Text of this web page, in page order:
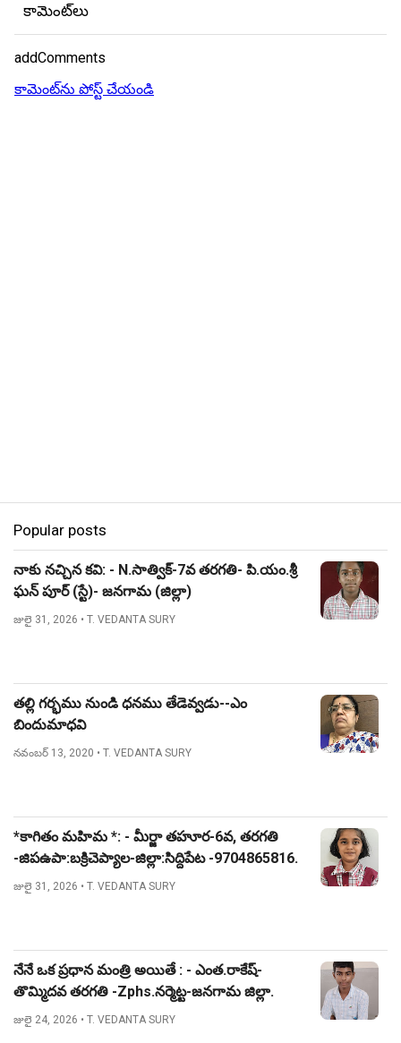
కామెంట్‌లు
addComments
కామెంట్‌ను పోస్ట్ చేయండి
Popular posts
నాకు నచ్చిన కవి: - N.సాత్విక్-7వ తరగతి- పి.యం.శ్రీ
ఘన్ పూర్ (స్టే)- జనగామ (జిల్లా)
జులై 31, 2026 • T. VEDANTA SURY
తల్లి గర్భము నుండి ధనము తేడెవ్వడు--ఎం
బిందుమాధవి
నవంబర్ 13, 2020 • T. VEDANTA SURY
*కాగితం మహిమ *: - మీర్జా తహూర-6వ, తరగతి
-జిపఉపా:బక్రిచెప్యాల-జిల్లా:సిద్దిపేట -9704865816.
జులై 31, 2026 • T. VEDANTA SURY
నేనే ఒక ప్రధాన మంత్రి అయితే : - ఎంత.రాకేష్-
తొమ్మిదవ తరగతి -Zphs.నర్మెట్ట-జనగామ జిల్లా.
జులై 24, 2026 • T. VEDANTA SURY